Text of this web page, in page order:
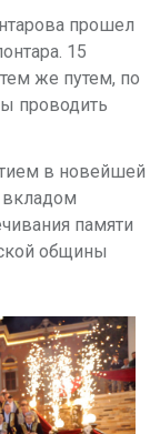
прошел
15
же путем, по
проводить
в новейшей
памяти
общины